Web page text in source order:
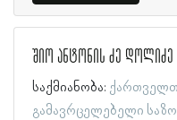
შიო ანტონის ძე დოლიძე
საქმიანობა:
გამავრცელებელი